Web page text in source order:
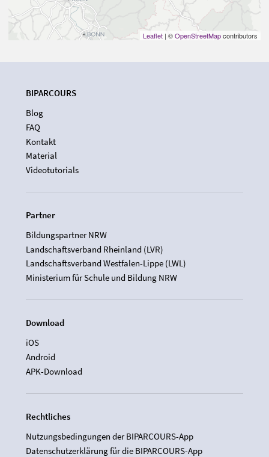
Leaflet | ©OpenStreetMapcontributors
BIPARCOURS
Blog
FAQ
Kontakt
Material
Videotutorials
Partner
Bildungspartner NRW
Landschaftsverband Rheinland (LVR)
Landschaftsverband Westfalen-Lippe (LWL)
Ministerium für Schule und Bildung NRW
Download
iOS
Android
APK-Download
Rechtliches
Nutzungsbedingungen der BIPARCOURS-App
Datenschutzerklärung für die BIPARCOURS-App